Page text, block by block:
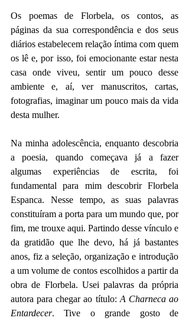
Os poemas de Florbela, os contos, as
páginas da sua correspondência e dos seus
diários estabelecem relação íntima com quem
os lê e, por isso, foi emocionante estar nesta
casa onde viveu, sentir um pouco desse
ambiente e, aí, ver manuscritos, cartas,
fotografias, imaginar um pouco mais da vida
desta mulher.
Na minha adolescência, enquanto descobria
a poesia, quando começava já a fazer
algumas experiências de escrita, foi
fundamental para mim descobrir Florbela
Espanca. Nesse tempo, as suas palavras
constituíram a porta para um mundo que, por
fim, me trouxe aqui. Partindo desse vínculo e
da gratidão que lhe devo, há já bastantes
anos, fiz a seleção, organização e introdução
a um volume de contos escolhidos a partir da
obra de Florbela. Usei palavras da própria
autora para chegar ao título: A Charneca ao
Entardecer. Tive o grande gosto de